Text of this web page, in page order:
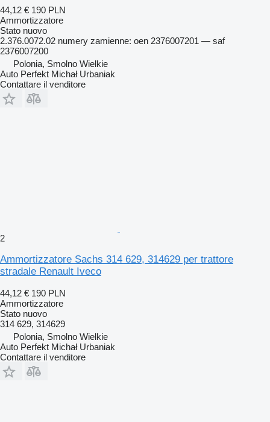
44,12 € 190 PLN
Ammortizzatore
Stato nuovo
2.376.0072.02 numery zamienne: oen 2376007201 — saf
2376007200
Polonia, Smolno Wielkie
Auto Perfekt Michał Urbaniak
Contattare il venditore
2
Ammortizzatore Sachs 314 629, 314629 per trattore
stradale Renault Iveco
44,12 € 190 PLN
Ammortizzatore
Stato nuovo
314 629, 314629
Polonia, Smolno Wielkie
Auto Perfekt Michał Urbaniak
Contattare il venditore